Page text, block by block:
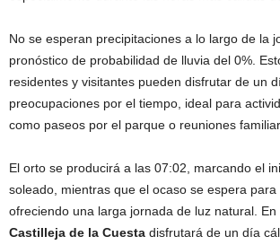
No se esperan precipitaciones a lo largo de la
pronóstico de probabilidad de lluvia del 0%.
residentes y visitantes pueden disfrutar de un
preocupaciones por el tiempo, ideal para
como paseos por el parque o reuniones
El orto se producirá a las 07:02, marcando el
soleado, mientras que el ocaso se espera para
ofreciendo una larga jornada de luz natural. En
Castilleja de la Cuesta disfrutará de un día